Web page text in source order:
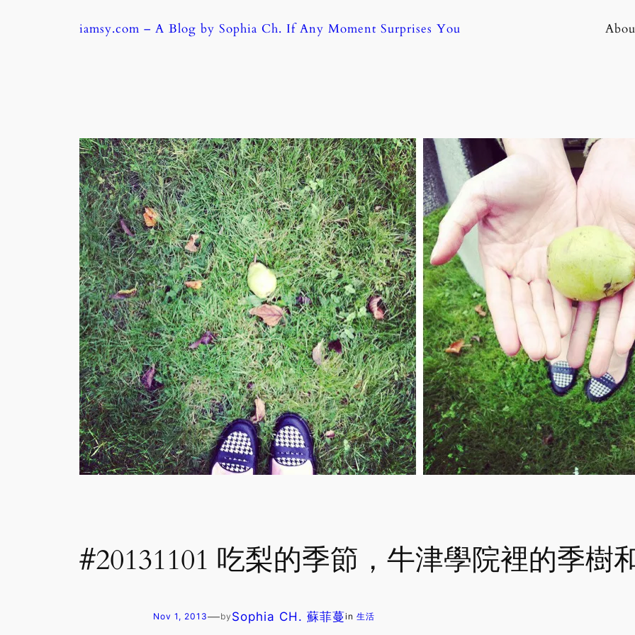
iamsy.com – A Blog by Sophia Ch. If Any Moment Surprises You
#20131101 吃梨的季節，牛津學院裡的季樹
Nov 1, 2013—by Sophia CH. 蘇菲蔓in 生活